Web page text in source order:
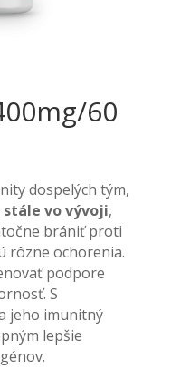
60
dospelých tým,
vo vývoji,
brániť proti
rôzne ochorenia.
podpore
S
jeho imunitný
lepšie